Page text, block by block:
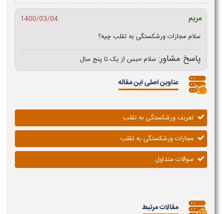
مریم
1400/03/04
سلام مجازات ورشکستگی به تقلب چیه؟
پاسخ مشاور: سلام حبس از یک تا پنج سال
عناوین اصلی این مقاله
تعریف ورشکستگی به تقلب
مجازات ورشکستگی به تقلب
سوالات متداول
مقالات مرتبط